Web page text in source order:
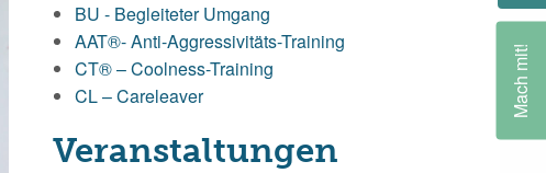
Mach mit!
BU - Begleiteter Umgang
AAT®- Anti-Aggressivitäts-Training
CT® – Coolness-Training
CL – Careleaver
Veranstaltungen